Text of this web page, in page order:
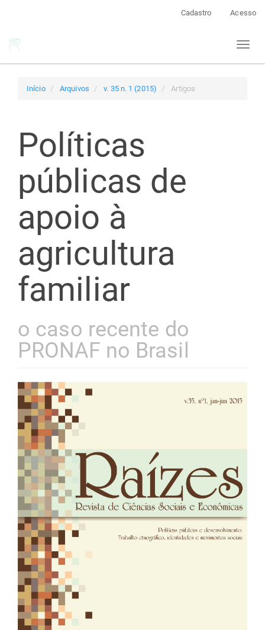
Cadastro Acesso
Toggle
Início Arquivos v. 35 n. 1 (2015) Artigos
Políticas
públicas de
apoio à
agricultura
familiar
o caso recente do
PRONAF no Brasil
Barra
lateral
de
artigos